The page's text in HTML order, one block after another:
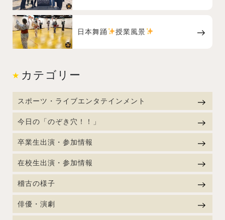
日本舞踊 授業風景
カテゴリー
スポーツ・ライブエンタテインメント
今日の「のぞき穴！！」
卒業生出演・参加情報
在校生出演・参加情報
稽古の様子
俳優・演劇